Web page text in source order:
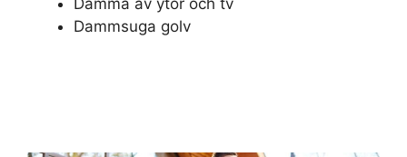
Damma av ytor och tv
Dammsuga golv